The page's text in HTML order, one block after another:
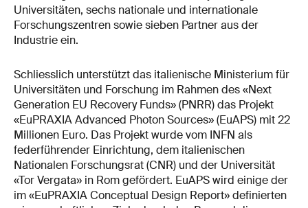
Universitäten, sechs nationale und internationale
Forschungszentren sowie sieben Partner aus der
Industrie ein.
Schliesslich unterstützt das italienische Ministerium für
Universitäten und Forschung im Rahmen des «Next
Generation EU Recovery Funds» (PNRR) das Projekt
«EuPRAXIA Advanced Photon Sources» (EuAPS) mit 22
Millionen Euro. Das Projekt wurde vom INFN als
federführender Einrichtung, dem italienischen
Nationalen Forschungsrat (CNR) und der Universität
«Tor Vergata» in Rom gefördert. EuAPS wird einige der
im «EuPRAXIA Conceptual Design Report» definierten